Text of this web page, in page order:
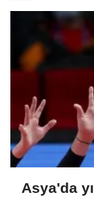
Asya'da